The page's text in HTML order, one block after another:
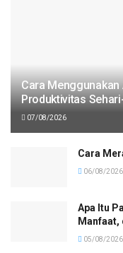
Cara Menggunakan
Produktivitas
07/08/2026
Cara
06/08/2026
Apa Itu
Manfaat,
05/08/2026